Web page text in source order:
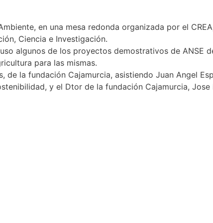
en una mesa redonda organizada por el
Ciencia e Investigación.
algunos de los proyectos demostrativos de ANSE
para las mismas.
la fundación Cajamurcia, asistiendo Juan Angel
y el Dtor de la fundación Cajamurcia,